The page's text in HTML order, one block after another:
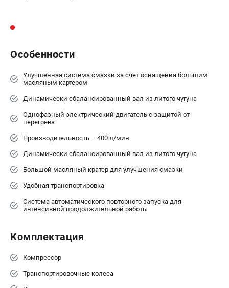
Особенности
Улучшенная система смазки за счет оснащения большим
масляным картером
Динамически сбалансированный вал из литого чугуна
Однофазный электрический двигатель с защитой от
перегрева
Производительность – 400 л/мин
Динамически сбалансированный вал из литого чугуна
Большой масляный кратер для улучшения смазки
Удобная транспортировка
Система автоматического повторного запуска для
интенсивной продолжительной работы
Комплектация
Компрессор
Транспортировочные колеса